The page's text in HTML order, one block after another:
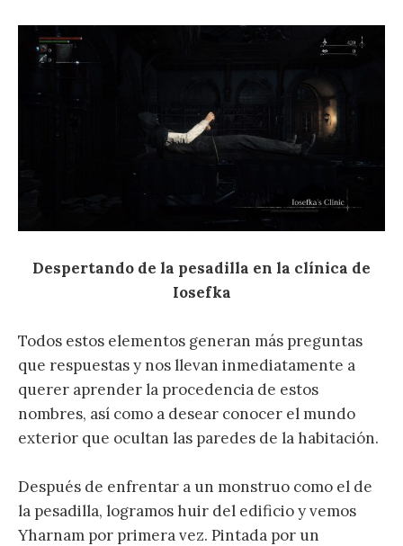
Despertando de la pesadilla en la clínica de
Iosefka
Todos estos elementos generan más preguntas
que respuestas y nos llevan inmediatamente a
querer aprender la procedencia de estos
nombres, así como a desear conocer el mundo
exterior que ocultan las paredes de la habitación.
Después de enfrentar a un monstruo como el de
la pesadilla, logramos huir del edificio y vemos
Yharnam por primera vez. Pintada por un